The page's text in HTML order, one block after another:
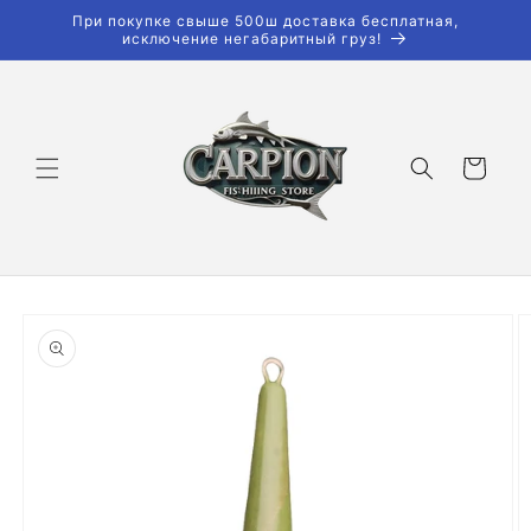
При покупке свыше 500ш доставка бесплатная,
исключение негабаритный груз!
Корзина
информации
о продукте